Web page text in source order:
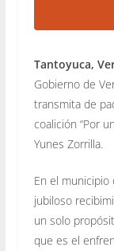
Tantoyuca,
Gobierno de
transmita de
coalición “Por
Yunes Zorrilla.
En el municipio
jubiloso
un solo
que es el